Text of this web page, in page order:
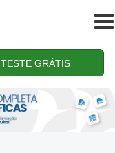
TESTE GRÁTIS